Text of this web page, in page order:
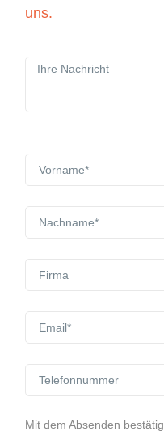
uns.
Mit dem Absenden